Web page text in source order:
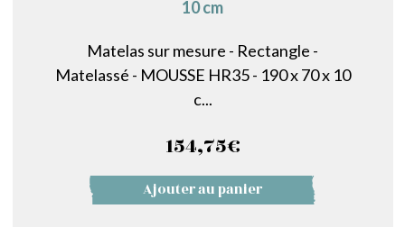
10 cm
Matelas sur mesure - Rectangle -
Matelassé - MOUSSE HR35 - 190 x 70 x 10
c...
154,75€
Ajouter au panier